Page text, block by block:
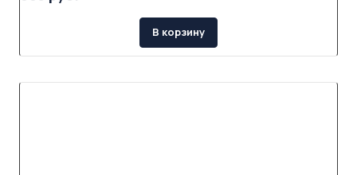
В корзину